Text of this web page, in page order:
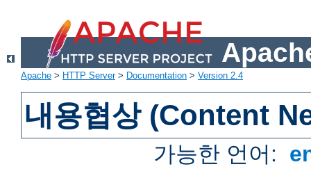
Apache > HTTP Server> Documentation > Version 2.4
내용협상 (Content
가능한 언어: